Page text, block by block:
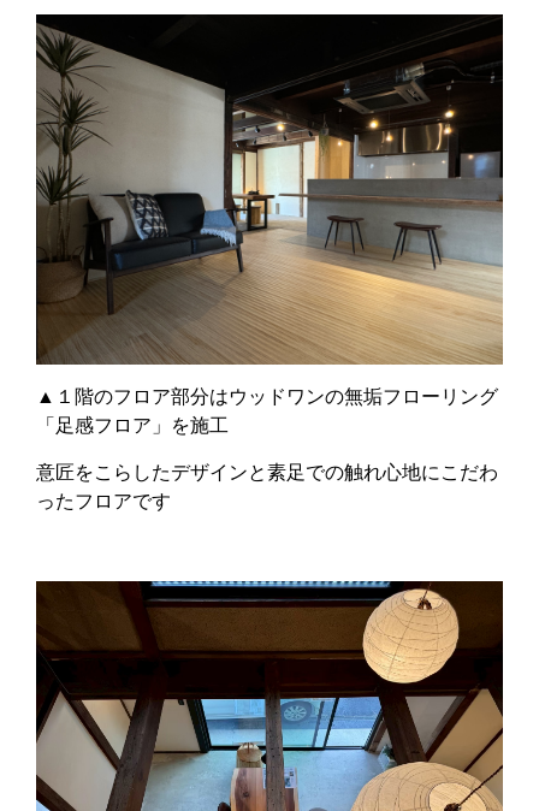
▲１階のフロア部分はウッドワンの無垢フローリング
「足感フロア」を施工
意匠をこらしたデザインと素足での触れ心地にこだわ
ったフロアです